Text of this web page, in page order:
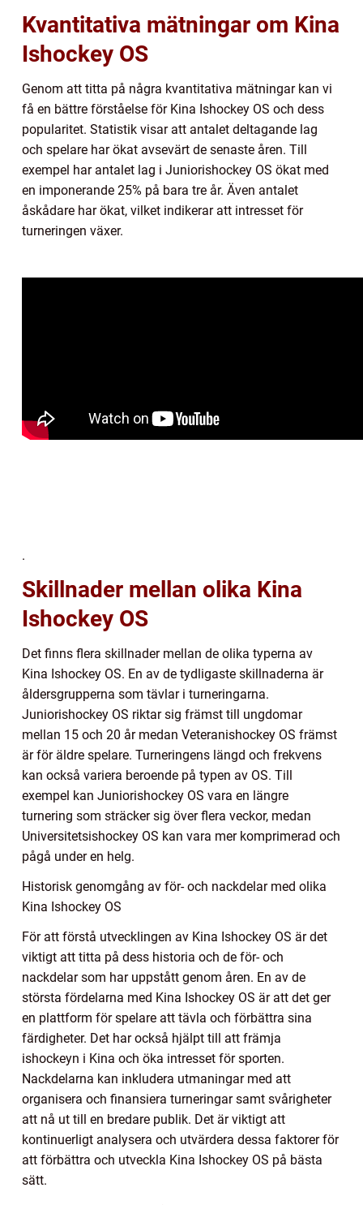
Kvantitativa mätningar om Kina
Ishockey OS
Genom att titta på några kvantitativa mätningar kan vi
få en bättre förståelse för Kina Ishockey OS och dess
popularitet. Statistik visar att antalet deltagande lag
och spelare har ökat avsevärt de senaste åren. Till
exempel har antalet lag i Juniorishockey OS ökat med
en imponerande 25% på bara tre år. Även antalet
åskådare har ökat, vilket indikerar att intresset för
turneringen växer.
.
Skillnader mellan olika Kina
Ishockey OS
Det finns flera skillnader mellan de olika typerna av
Kina Ishockey OS. En av de tydligaste skillnaderna är
åldersgrupperna som tävlar i turneringarna.
Juniorishockey OS riktar sig främst till ungdomar
mellan 15 och 20 år medan Veteranishockey OS främst
är för äldre spelare. Turneringens längd och frekvens
kan också variera beroende på typen av OS. Till
exempel kan Juniorishockey OS vara en längre
turnering som sträcker sig över flera veckor, medan
Universitetsishockey OS kan vara mer komprimerad och
pågå under en helg.
Historisk genomgång av för- och nackdelar med olika
Kina Ishockey OS
För att förstå utvecklingen av Kina Ishockey OS är det
viktigt att titta på dess historia och de för- och
nackdelar som har uppstått genom åren. En av de
största fördelarna med Kina Ishockey OS är att det ger
en plattform för spelare att tävla och förbättra sina
färdigheter. Det har också hjälpt till att främja
ishockeyn i Kina och öka intresset för sporten.
Nackdelarna kan inkludera utmaningar med att
organisera och finansiera turneringar samt svårigheter
att nå ut till en bredare publik. Det är viktigt att
kontinuerligt analysera och utvärdera dessa faktorer för
att förbättra och utveckla Kina Ishockey OS på bästa
sätt.